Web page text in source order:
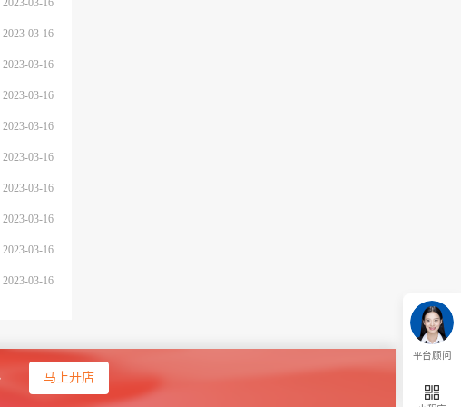
2023-03-16
2023-03-16
2023-03-16
2023-03-16
2023-03-16
2023-03-16
2023-03-16
2023-03-16
2023-03-16
2023-03-16
马上开店
平台顾问